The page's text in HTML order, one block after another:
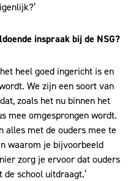
inspraak bij de NSG?
heel goed ingericht is en
We zijn een soort van
zoals het nu binnen het
mee omgesprongen wordt.
alles met de ouders mee te
waarom je bijvoorbeeld
zorg je ervoor dat ouders
school uitdraagt.’